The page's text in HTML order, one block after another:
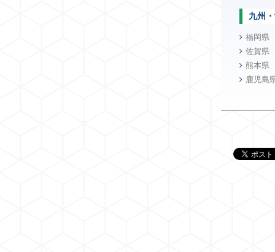
九州
福岡県
佐賀県
熊本県
鹿児島